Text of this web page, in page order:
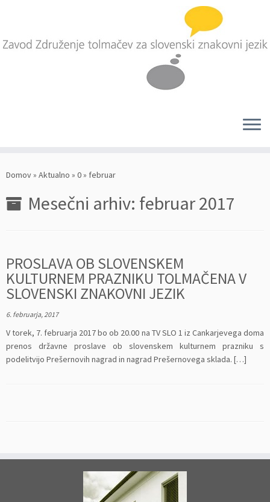
naDomov» Aktualno » 0» februar
Mesečni arhiv: februar 2017
PROSLAVA OB SLOVENSKEM
KULTURNEM PRAZNIKU TOLMAČENA V
SLOVENSKI ZNAKOVNI JEZIK
6. februarja, 2017
V torek, 7. februarja 2017 bo ob 20.00 na TV SLO 1 iz Cankarjevega doma
prenos državne proslave ob slovenskem kulturnem prazniku s
podelitvijo Prešernovih nagrad in nagrad Prešernovega sklada. […]